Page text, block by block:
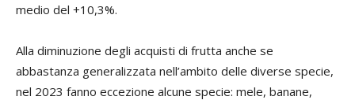
medio del +10,3%.
Alla diminuzione degli acquisti di frutta anche se
abbastanza generalizzata nell’ambito delle diverse specie,
nel 2023 fanno eccezione alcune specie: mele, banane,